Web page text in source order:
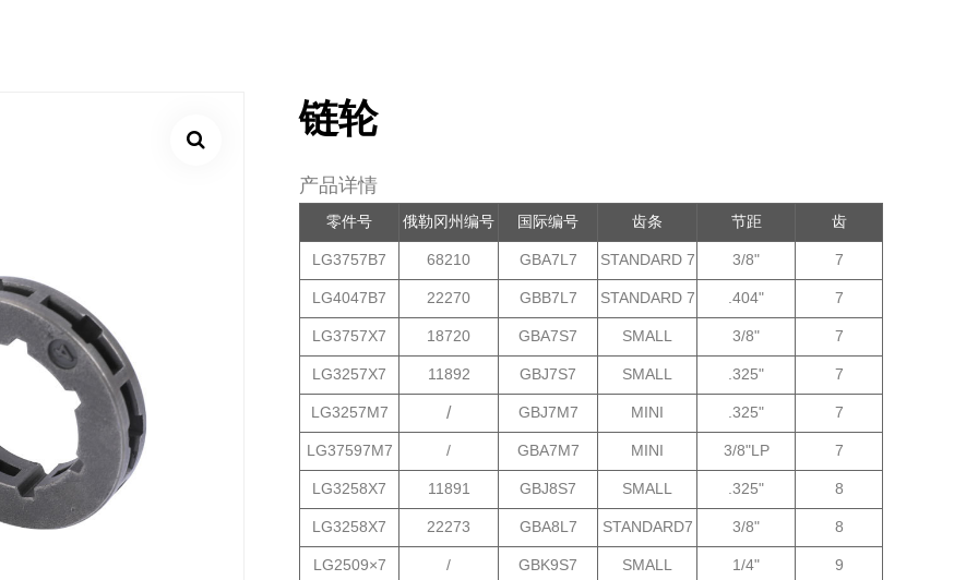
链轮
产品详情
零件号 俄勒冈州编号 国际编号 齿条 节距 齿
LG3757B7 68210 GBA7L7 STANDARD 7 3/8" 7
LG4047B7 22270 GBB7L7 STANDARD 7 .404" 7
LG3757X7 18720 GBA7S7 SMALL 3/8" 7
LG3257X7 11892 GBJ7S7 SMALL .325" 7
LG3257M7 / GBJ7M7 MINI .325" 7
LG37597M7 / GBA7M7 MINI 3/8"LP 7
LG3258X7 11891 GBJ8S7 SMALL .325" 8
LG3258X7 22273 GBA8L7 STANDARD7 3/8" 8
LG2509×7 / GBK9S7 SMALL 1/4" 9